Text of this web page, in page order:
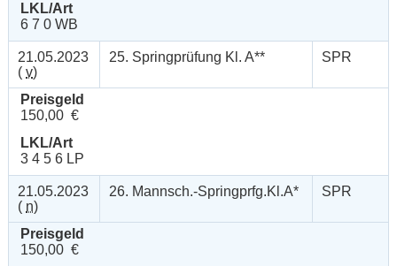
LKL/Art
6 7 0 WB
21.05.2023
( v)
25. Springprüfung Kl. A** SPR
Preisgeld
150,00 €
LKL/Art
3 4 5 6 LP
21.05.2023
( n)
26. Mannsch.-Springprfg.Kl.A* SPR
Preisgeld
150,00 €